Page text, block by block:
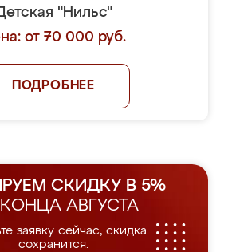
"Нильс"
от 70 000 руб.
ПОДРОБНЕЕ
СКИДКУ В 5%
АВГУСТА
заявку сейчас, скидка
сохранится.